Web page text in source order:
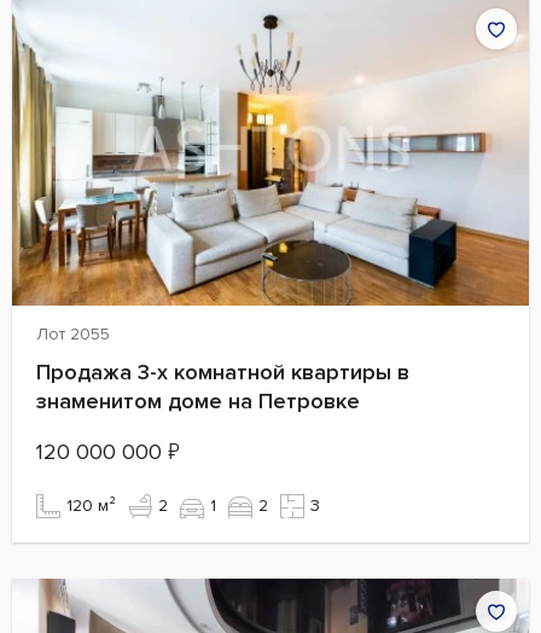
Лот 2055
Продажа 3-х комнатной квартиры в
знаменитом доме на Петровке
120 000 000 ₽
120 м² 2 1 2 3